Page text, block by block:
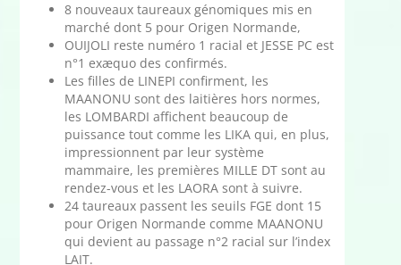
8 nouveaux taureaux génomiques mis en
marché dont 5 pour Origen Normande,
OUIJOLI reste numéro 1 racial et JESSE PC est
n°1 exæquo des confirmés.
Les filles de LINEPI confirment, les
MAANONU sont des laitières hors normes,
les LOMBARDI affichent beaucoup de
puissance tout comme les LIKA qui, en plus,
impressionnent par leur système
mammaire, les premières MILLE DT sont au
rendez-vous et les LAORA sont à suivre.
24 taureaux passent les seuils FGE dont 15
pour Origen Normande comme MAANONU
qui devient au passage n°2 racial sur l’index
LAIT.